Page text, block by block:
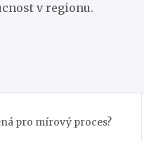
v regionu.
pro mírový proces?